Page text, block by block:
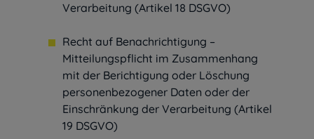
Verarbeitung (Artikel 18 DSGVO)
Recht auf Benachrichtigung –
Mitteilungspflicht im Zusammenhang
mit der Berichtigung oder Löschung
personenbezogener Daten oder der
Einschränkung der Verarbeitung (Artikel
19 DSGVO)